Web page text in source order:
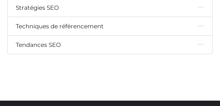
Stratégies SEO
Techniques de référencement
Tendances SEO